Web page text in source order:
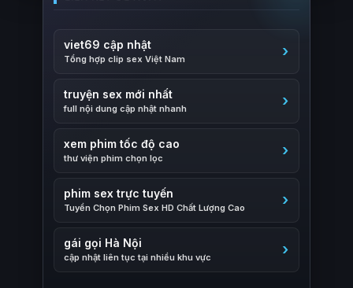
viet69 cập nhật
Tổng hợp clip sex Việt Nam
truyện sex mới nhất
full nội dung cập nhật nhanh
xem phim tốc độ cao
thư viện phim chọn lọc
phim sex trực tuyến
Tuyển Chọn Phim Sex HD Chất Lượng Cao
gái gọi Hà Nội
cập nhật liên tục tại nhiều khu vực